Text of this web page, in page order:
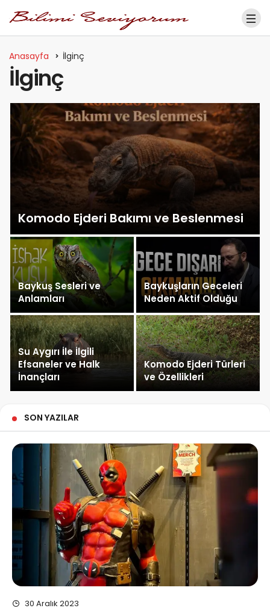
Anasayfa İlginç
İlginç
Komodo Ejderi Bakımı ve Beslenmesi
Baykuş Sesleri ve
Anlamları
Baykuşların Geceleri
Neden Aktif Olduğu
Su Aygırı İle İlgili
Efsaneler ve Halk
İnançları
Komodo Ejderi Türleri
ve Özellikleri
SON YAZILAR
30 Aralık 2023